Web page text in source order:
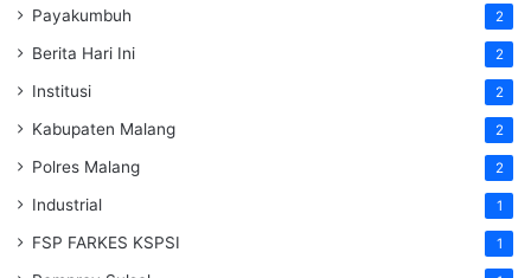
Payakumbuh 2
Berita Hari Ini 2
Institusi 2
Kabupaten Malang 2
Polres Malang 2
Industrial 1
FSP FARKES KSPSI 1